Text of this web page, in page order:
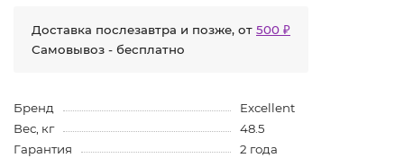
Доставка послезавтра и позже, от 500 ₽
Самовывоз - бесплатно
Бренд
Excellent
Вес, кг
48.5
Гарантия
2 года